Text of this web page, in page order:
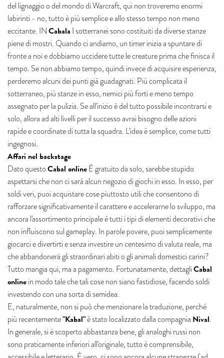
del lignaggio o del mondo di Warcraft, qui non troveremo enormi
labirinti - no, tutto è più semplice e allo stesso tempo non meno
eccitante. INCabala I sotterranei sono costituiti da diverse stanze
piene di mostri. Quando ci andiamo, un timer inizia a spuntare di
fronte a noi e dobbiamo uccidere tutte le creature prima che finisca il
tempo. Se non abbiamo tempo, quindi invece di acquisire esperienza,
perderemo alcuni dei punti già guadagnati. Più complicata il
sotterraneo, più stanze in esso, nemici più forti e meno tempo
assegnato per la pulizia. Se all'inizio è del tutto possibile incontrarsi e
solo, allora ad alti livelli per il successo avrai bisogno delle azioni
rapide e coordinate di tutta la squadra. L'idea è semplice, come tutti
ingegnosi.
Affari nel backstage
Dato questoCabal onlineÈ gratuito da solo, sarebbe stupido
aspettarsi che non ci sarà alcun negozio di giochi in esso. In esso, per
soldi veri, puoi acquistare cose piuttosto utili che consentono di
rafforzare significativamente il carattere e accelerarne lo sviluppo, ma
ancora l'assortimento principale è tutti i tipi di elementi decorativi che
non influiscono sul gameplay. In parole povere, puoi semplicemente
giocarci e divertirti e senza investire un centesimo di valuta reale, ma
che abbandonerà gli straordinari abiti o gli animali domestici carini?
Tutto mangia qui, ma a pagamento. Fortunatamente, dettagliCabal
onlinein modo tale che tali cose non siano fastidiose, facendo soldi
investendo con una sorta di semidea.
E, naturalmente, non si può che menzionare la traduzione, perché
più recentemente"Kabal"è stato localizzato dalla compagnia Nival.
In generale, si è scoperto abbastanza bene, gli analoghi russi non
sono praticamente inferiori all'originale, tutto è comprensibile,